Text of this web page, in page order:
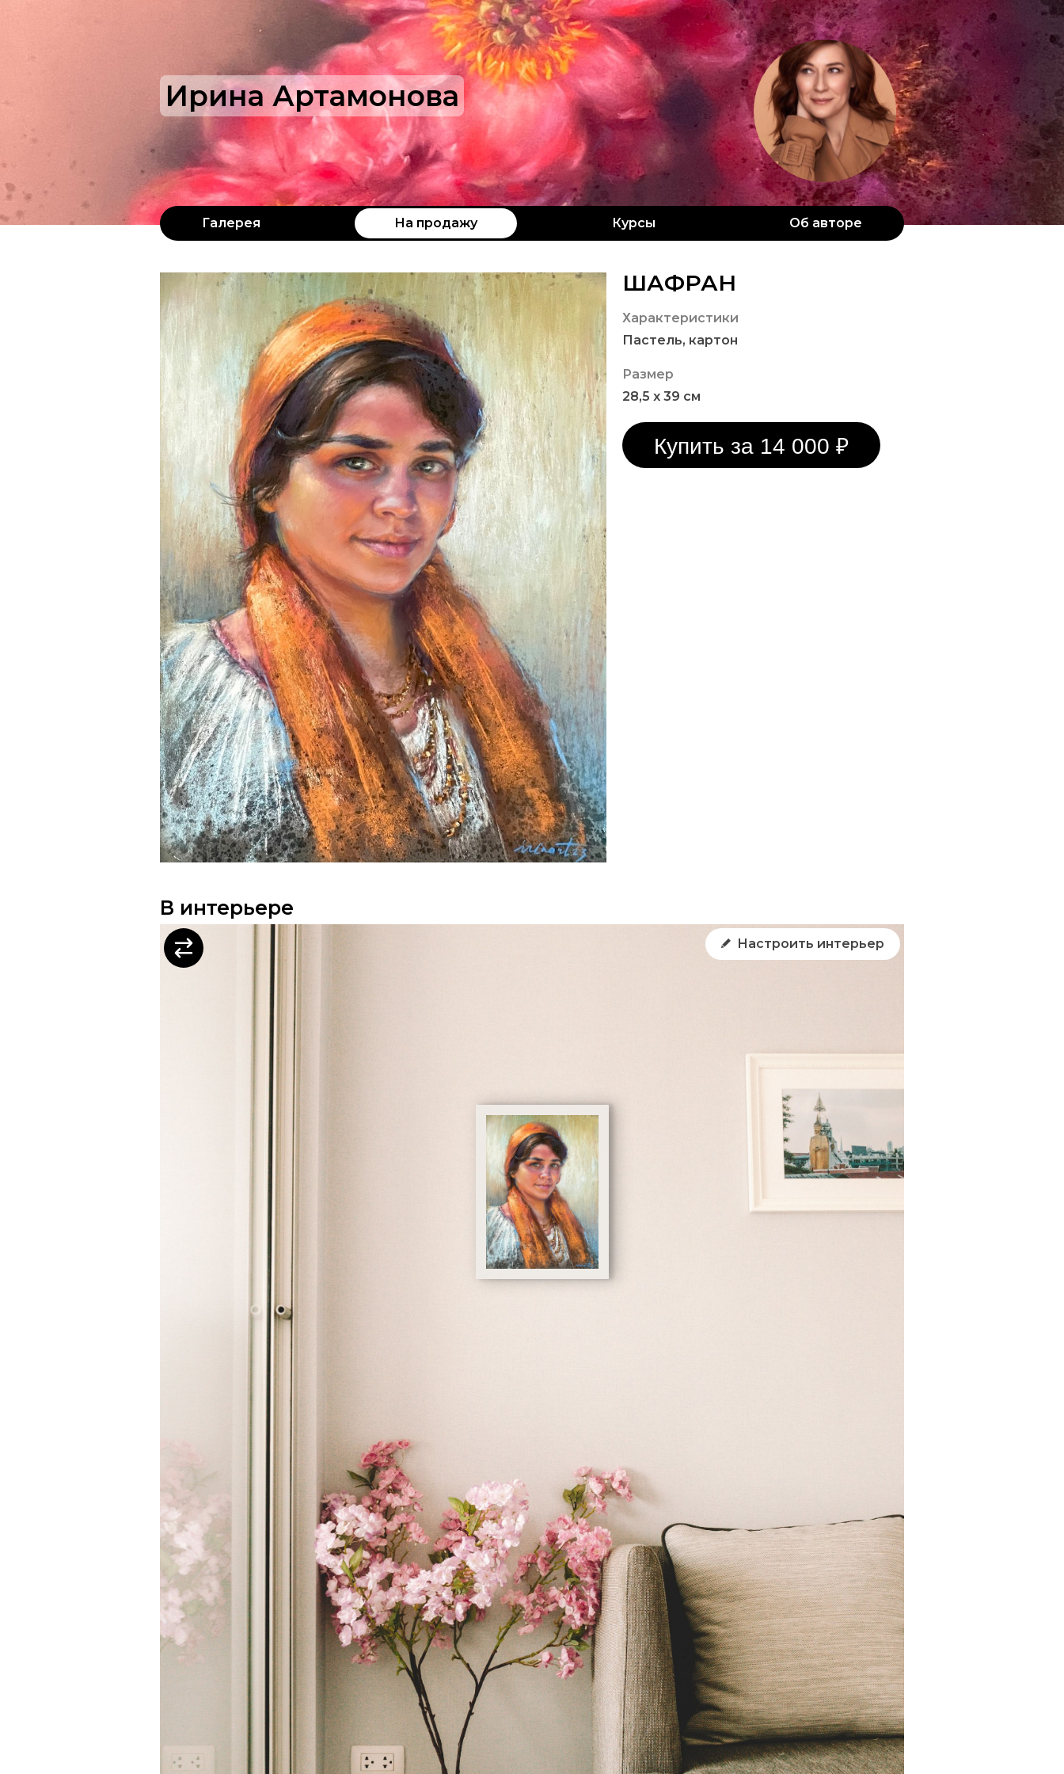
Ирина Артамонова
Галерея На продажу Курсы Об авторе
ШАФРАН
Характеристики
Пастель, картон
Размер
28,5 x 39 см
Купить за 14 000 ₽
В интерьере
Настроить интерьер